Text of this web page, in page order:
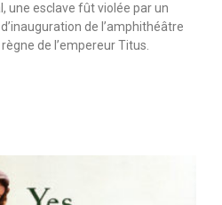
une esclave fût violée par un
de l’amphithéâtre
de l’empereur Titus.